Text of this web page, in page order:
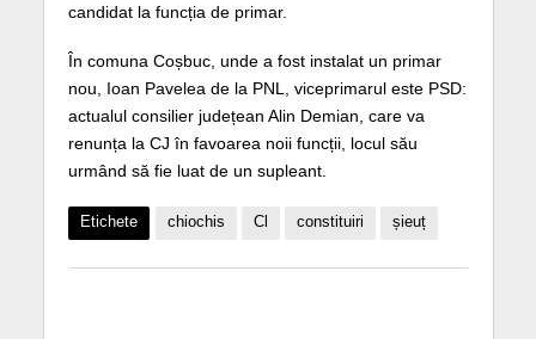
candidat la funcția de primar.
În comuna Coșbuc, unde a fost instalat un primar
nou, Ioan Pavelea de la PNL, viceprimarul este PSD:
actualul consilier județean Alin Demian, care va
renunța la CJ în favoarea noii funcții, locul său
urmând să fie luat de un supleant.
Etichete chiochis Cl constituiri șieuț